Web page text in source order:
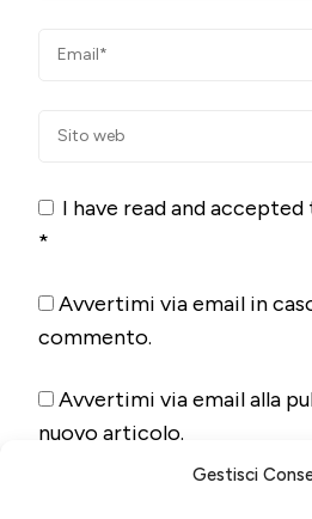
Gestisci
I have read and accepted
*
Avvertimi via email in
commento.
Avvertimi via email alla
nuovo articolo.